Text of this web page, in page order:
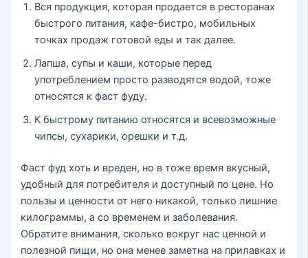
Вся продукция, которая продается в ресторанах
быстрого питания, кафе-бистро, мобильных
точках продаж готовой еды и так далее.
Лапша, супы и каши, которые перед
употреблением просто разводятся водой, тоже
относятся к фаст фуду.
К быстрому питанию относятся и всевозможные
чипсы, сухарики, орешки и т.д.
Фаст фуд хоть и вреден, но в тоже время вкусный,
удобный для потребителя и доступный по цене. Но
пользы и ценности от него никакой, только лишние
килограммы, а со временем и заболевания.
Обратите внимания, сколько вокруг нас ценной и
полезной пищи, но она менее заметна на прилавках и